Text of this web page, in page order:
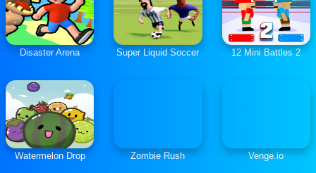
Disaster Arena Super Liquid Soccer 12 Mini Battles 2
Watermelon Drop Zombie Rush Venge.io